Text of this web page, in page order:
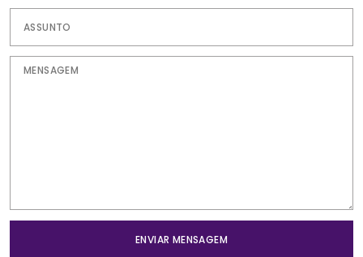
ENVIAR MENSAGEM